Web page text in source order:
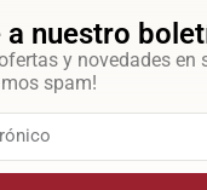
nuestro
y novedades en
spam!